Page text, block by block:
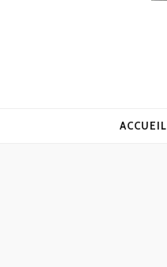
ACCUEIL